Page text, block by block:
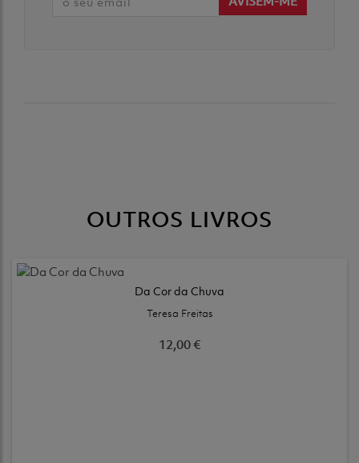
OUTROS LIVROS
Da Cor da Chuva
Teresa Freitas
12,00 €